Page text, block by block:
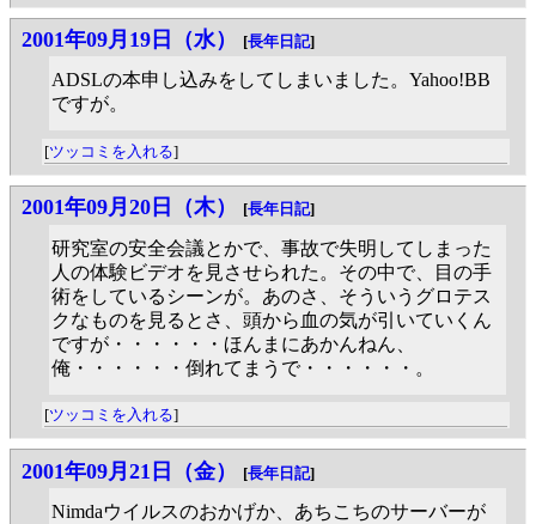
2001年09月19日（水） [長年日記]
ADSLの本申し込みをしてしまいました。Yahoo!BB
ですが。
[ツッコミを入れる]
2001年09月20日（木） [長年日記]
研究室の安全会議とかで、事故で失明してしまった
人の体験ビデオを見させられた。その中で、目の手
術をしているシーンが。あのさ、そういうグロテス
クなものを見るとさ、頭から血の気が引いていくん
ですが・・・・・・ほんまにあかんねん、
俺・・・・・・倒れてまうで・・・・・・。
[ツッコミを入れる]
2001年09月21日（金） [長年日記]
Nimdaウイルスのおかげか、あちこちのサーバーが